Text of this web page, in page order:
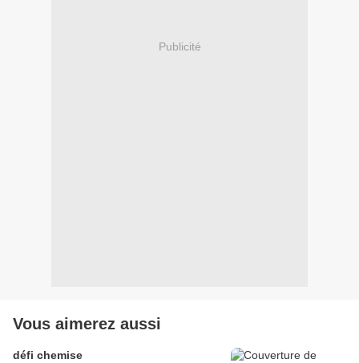
Publicité
Vous aimerez aussi
défi chemise